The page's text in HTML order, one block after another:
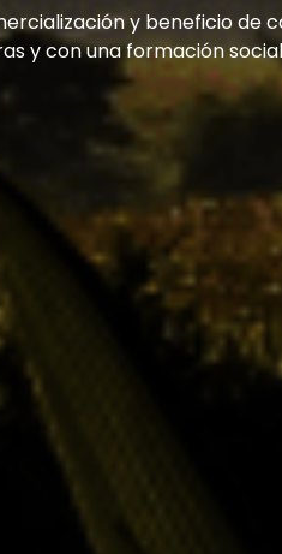
y beneficio de
y con una formación